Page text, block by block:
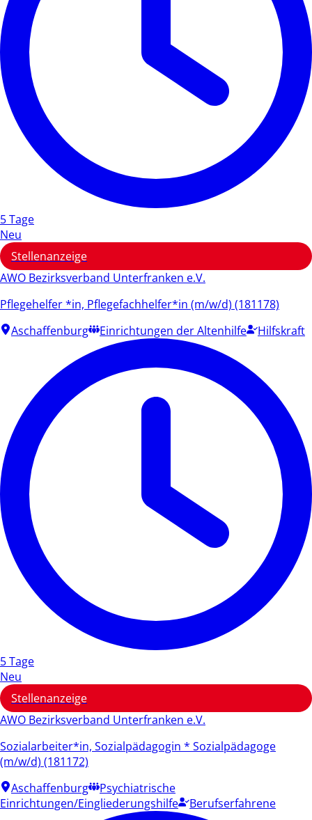
5 Tage
Neu
Stellenanzeige
AWO Bezirksverband Unterfranken e.V.
Pflegehelfer *in, Pflegefachhelfer*in (m/w/d) (181178)
Aschaffenburg
Einrichtungen der Altenhilfe Hilfskraft
5 Tage
Neu
Stellenanzeige
AWO Bezirksverband Unterfranken e.V.
Sozialarbeiter*in, Sozialpädagogin * Sozialpädagoge
(m/w/d) (181172)
Aschaffenburg
Psychiatrische
Einrichtungen/Eingliederungshilfe
Berufserfahrene